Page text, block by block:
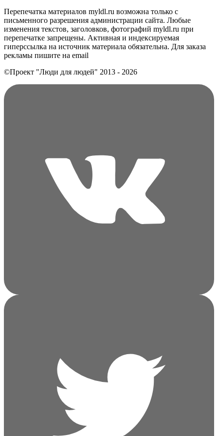
Перепечатка материалов myldl.ru возможна только с
письменного разрешения администрации сайта. Любые
изменения текстов, заголовков, фотографий myldl.ru при
перепечатке запрещены. Активная и индексируемая
гиперссылка на источник материала обязательна. Для заказа
рекламы пишите на еmail
©Проект "Люди для людей" 2013 - 2026